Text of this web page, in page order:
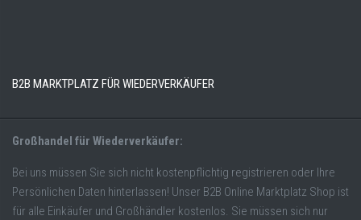
B2B MARKTPLATZ FÜR WIEDERVERKÄUFER
Großhandel für Wiederverkäufer:
Bei uns müssen Sie sich nicht kostenpflichtig registrieren oder Ihre
Persönlichen Daten hinterlassen! Unser B2B Online Marktplatz Shop ist
für alle Einkäufer und Großhändler kostenlos. Sie müssen sich nur